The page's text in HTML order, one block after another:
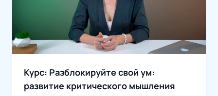
Курс: Разблокируйте свой ум:
развитие критического мышления